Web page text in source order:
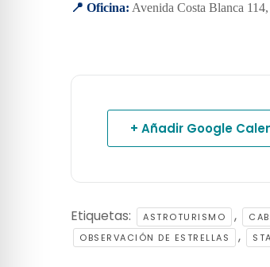
📍 Oficina: Avenida Costa Blanca
+ Añadir Google
Etiquetas: ASTROTURISMO ,
OBSERVACIÓN DE ESTRELLAS ,